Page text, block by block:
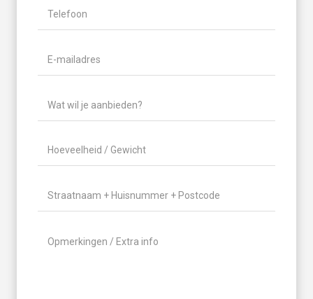
Telefoon
mailadres(Vereist)
Wat
wil
aanbieden?
Hoeveelheid
/
Locatie(Vereist)
Geen